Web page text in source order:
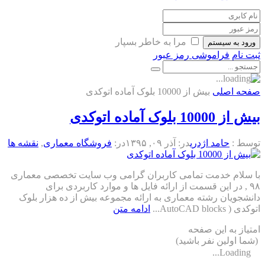
ورود به سیستم
مرا به خاطر بسپار
ثبت نام فراموشی رمز عبور
صفحه اصلی بیش از 10000 بلوک آماده اتوکدی
بیش از 10000 بلوک آماده اتوکدی
توسط : حامد اژدریدر: آذر ۰۹, ۱۳۹۵ در: فروشگاه معماری, نقشه ها
با سلام خدمت تمامی کاربران گرامی وب سایت تخصصی معماری
۹۸ , در این قسمت از ارائه فایل ها و موارد کاربردی برای
دانشجویان رشته معماری به ارائه مجموعه بیش از ده هزار بلوک
اتوکدی ( AutoCAD blocks...
ادامه متن
امتیاز به این صفحه
(شما اولین نفر باشید)
Loading...